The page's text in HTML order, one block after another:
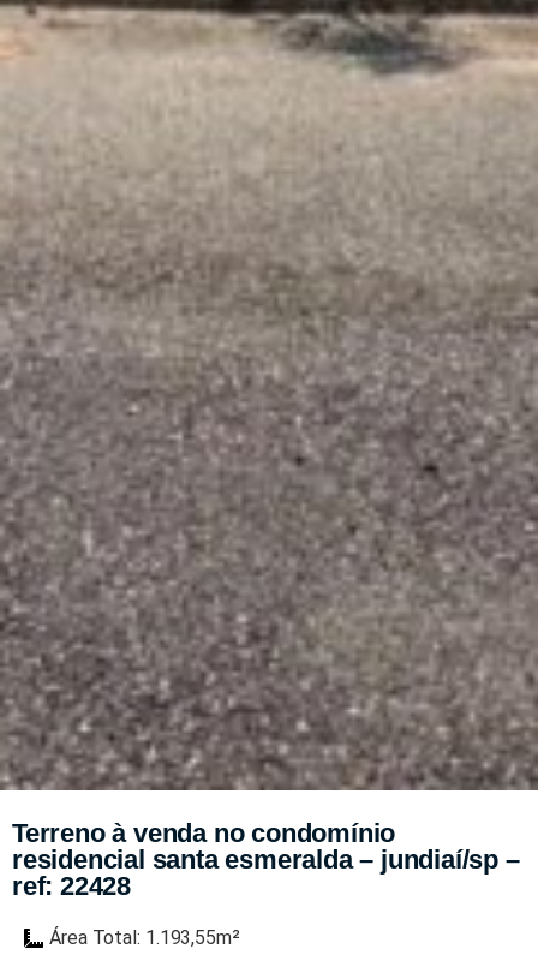
Terreno à venda no condomínio
residencial santa esmeralda – jundiaí/sp –
ref: 22428
Área Total: 1.193,55m²